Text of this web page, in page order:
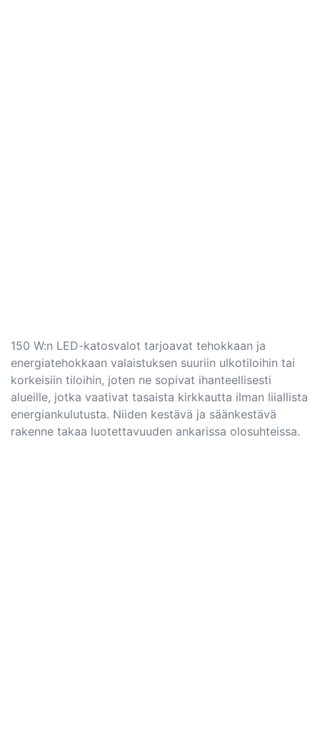
150 W:n LED-katosvalot tarjoavat tehokkaan ja
energiatehokkaan valaistuksen suuriin ulkotiloihin tai
korkeisiin tiloihin, joten ne sopivat ihanteellisesti
alueille, jotka vaativat tasaista kirkkautta ilman liiallista
energiankulutusta. Niiden kestävä ja säänkestävä
rakenne takaa luotettavuuden ankarissa olosuhteissa.